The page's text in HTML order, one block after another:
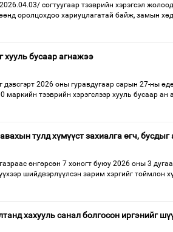
согтуугаар тээврийн хэрэгсэл
оролцохдоо хариуцлагатай байж, замын
хууль бусаар агнажээ
дэвсгэрт 2026 оны гуравдугаар сарын 27-ны
маркийн тээврийн хэрэгслээр хууль бусаар
тулд хүмүүст захиалга өгч, бусдыг
өнгөрсөн 7 хоногт буюу 2026 оны 3
шийдвэрлүүлсэн зарим хэргийг тоймлон
хахууль санал болгосон иргэнийг